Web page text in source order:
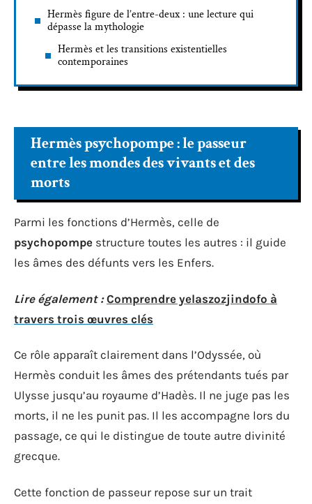
Hermès figure de l’entre-deux : une lecture qui
dépasse la mythologie
Hermès et les transitions existentielles
contemporaines
Hermès psychopompe : le passeur
entre les mondes des vivants et des
morts
Parmi les fonctions d’Hermès, celle de
psychopompe structure toutes les autres : il guide
les âmes des défunts vers les Enfers.
Lire également : Comprendre yelaszozjindofo à
travers trois œuvres clés
Ce rôle apparaît clairement dans l’Odyssée, où
Hermès conduit les âmes des prétendants tués par
Ulysse jusqu’au royaume d’Hadès. Il ne juge pas les
morts, il ne les punit pas. Il les accompagne lors du
passage, ce qui le distingue de toute autre divinité
grecque.
Cette fonction de passeur repose sur un trait